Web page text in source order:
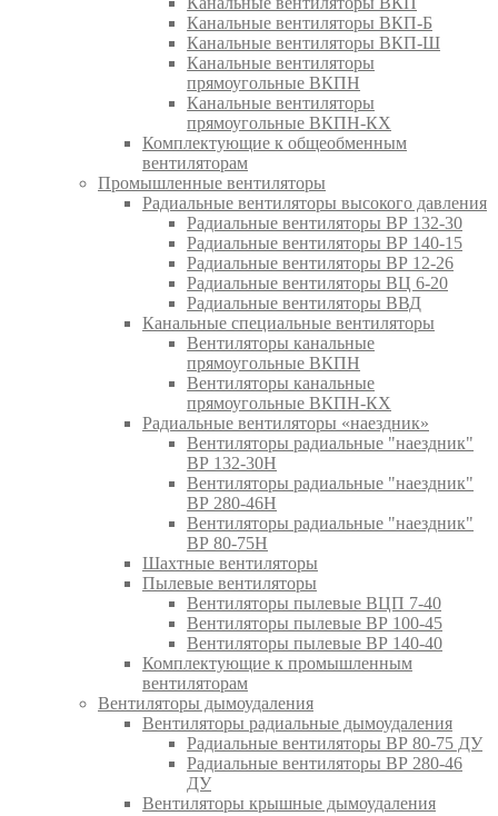
Канальные вентиляторы ВКП-Б
Канальные вентиляторы ВКП-Ш
Канальные вентиляторы
прямоугольные ВКПН
Канальные вентиляторы
прямоугольные ВКПН-КХ
Комплектующие к общеобменным
вентиляторам
Промышленные вентиляторы
Радиальные вентиляторы высокого давления
Радиальные вентиляторы ВР 132-30
Радиальные вентиляторы ВР 140-15
Радиальные вентиляторы ВР 12-26
Радиальные вентиляторы ВЦ 6-20
Радиальные вентиляторы ВВД
Канальные специальные вентиляторы
Вентиляторы канальные
прямоугольные ВКПН
Вентиляторы канальные
прямоугольные ВКПН-КХ
Радиальные вентиляторы «наездник»
Вентиляторы радиальные "наездник"
ВР 132-30Н
Вентиляторы радиальные "наездник"
ВР 280-46Н
Вентиляторы радиальные "наездник"
ВР 80-75Н
Шахтные вентиляторы
Пылевые вентиляторы
Вентиляторы пылевые ВЦП 7-40
Вентиляторы пылевые ВР 100-45
Вентиляторы пылевые ВР 140-40
Комплектующие к промышленным
вентиляторам
Вентиляторы дымоудаления
Вентиляторы радиальные дымоудаления
Радиальные вентиляторы ВР 80-75 ДУ
Радиальные вентиляторы ВР 280-46
ДУ
Вентиляторы крышные дымоудаления